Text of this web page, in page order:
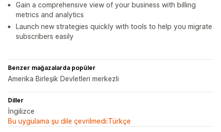
Gain a comprehensive view of your business with billing
metrics and analytics
Launch new strategies quickly with tools to help you migrate
subscribers easily
Benzer mağazalarda popüler
Amerika Birleşik Devletleri merkezli
Diller
İngilizce
Bu uygulama şu dile çevrilmedi:Türkçe